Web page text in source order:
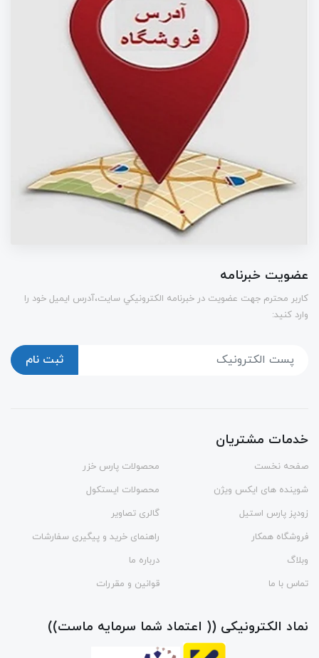
عضویت خبرنامه
كاربر محترم جهت عضويت در خبرنامه الكترونيكي سايت،آدرس ایمیل خود را
وارد کنید:
ثبت نام
خدمات مشتریان
صفحه نخست
محصولات پارس خزر
شوینده های ایکس ویژن
محصولات ایستکول
زودپز پارس استیل
گالری تصاویر
فروشگاه همکار
راهنمای خرید و پیگیری سفارشات
وبلاگ
درباره ما
تماس با ما
قوانین و مقررات
نماد الکترونیکی (( اعتماد شما سرمایه ماست))